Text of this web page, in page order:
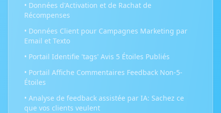
• Données d'Activation et de Rachat de
Récompenses
• Données Client pour Campagnes Marketing par
Email et Texto
• Portail Identifie 'tags' Avis 5 Étoiles Publiés
• Portail Affiche Commentaires Feedback Non-5-
Étoiles
• Analyse de feedback assistée par IA: Sachez ce
que vos clients veulent